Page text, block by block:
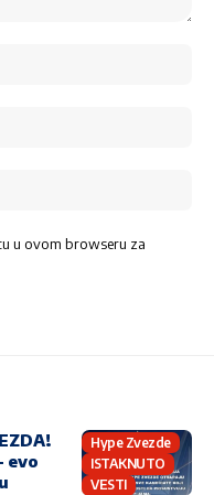
u ovom browseru za
Hype Zvezde
ISTAKNUTO
VESTI
evo